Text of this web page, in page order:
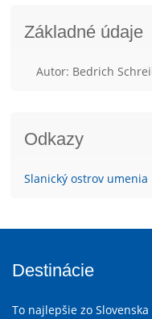
Základné údaje
Autor: Bedrich
Odkazy
Slanický ostrov umenia
Destinácie
To najlepšie zo Slovenska